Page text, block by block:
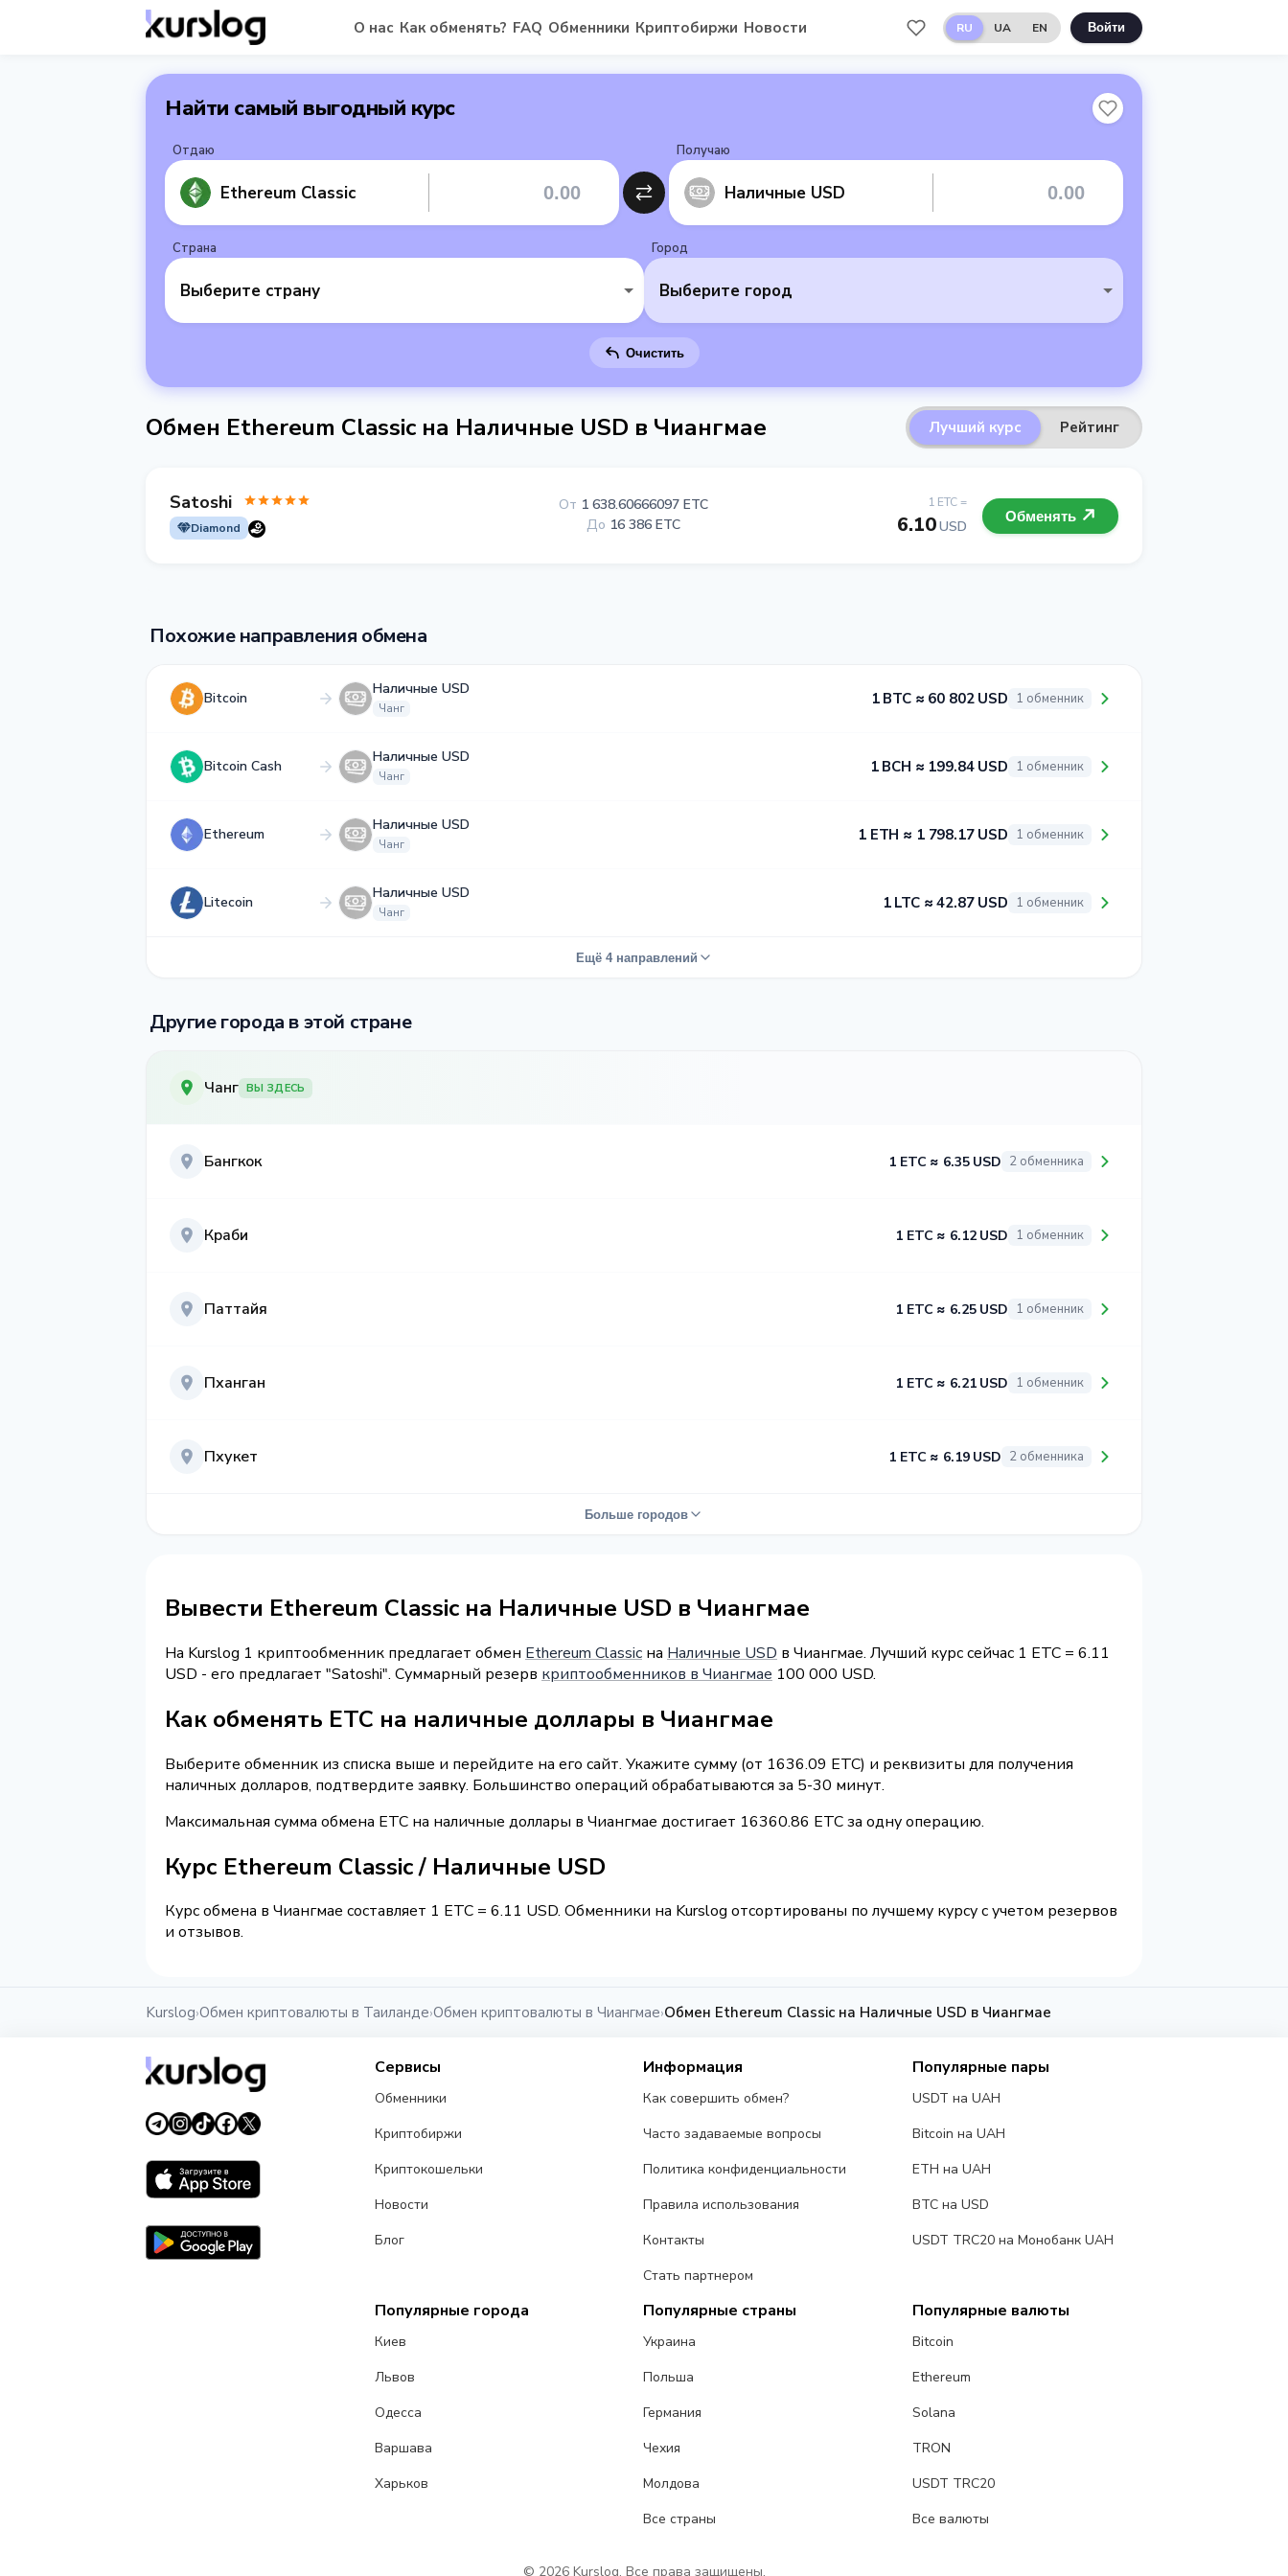
О нас Как обменять? FAQ Обменники Криптобиржи Новости RU UA EN Войти
Найти самый выгодный курс
Отдаю
Ethereum Classic
Получаю
Наличные USD
Страна
Выберите страну
Город
Выберите город
Очистить
Обмен Ethereum Classic на Наличные USD в Чиангмае Лучший курс Рейтинг
Satoshi
Diamond
1 ETC =
6.10USD
От 1 638.60666097 ETC
До 16 386 ETC Обменять
Похожие направления обмена
Bitcoin
Наличные USD
Чанг
1 BTC ≈ 60 802 USD 1 обменник
Bitcoin Cash
Наличные USD
Чанг
1 BCH ≈ 199.84 USD 1 обменник
Ethereum
Наличные USD
Чанг
1 ETH ≈ 1 798.17 USD 1 обменник
Litecoin
Наличные USD
Чанг
1 LTC ≈ 42.87 USD 1 обменник
Ещё 4 направлений
Другие города в этой стране
Чанг ВЫ ЗДЕСЬ
Бангкок 1 ETC ≈ 6.35 USD 2 обменника
Краби 1 ETC ≈ 6.12 USD 1 обменник
Паттайя 1 ETC ≈ 6.25 USD 1 обменник
Пханган 1 ETC ≈ 6.21 USD 1 обменник
Пхукет 1 ETC ≈ 6.19 USD 2 обменника
Больше городов
Вывести Ethereum Classic на Наличные USD в Чиангмае
На Kurslog 1 криптообменник предлагает обмен Ethereum Classic на Наличные USD в Чиангмае. Лучший курс сейчас 1 ETC = 6.11
USD - его предлагает "Satoshi". Суммарный резерв криптообменников в Чиангмае 100 000 USD.
Как обменять ETC на наличные доллары в Чиангмае
Выберите обменник из списка выше и перейдите на его сайт. Укажите сумму (от 1636.09 ETC) и реквизиты для получения
наличных долларов, подтвердите заявку. Большинство операций обрабатываются за 5-30 минут.
Максимальная сумма обмена ETC на наличные доллары в Чиангмае достигает 16360.86 ETC за одну операцию.
Курс Ethereum Classic / Наличные USD
Курс обмена в Чиангмае составляет 1 ETC = 6.11 USD. Обменники на Kurslog отсортированы по лучшему курсу с учетом резервов
и отзывов.
Kurslog›Обмен криптовалюты в Таиланде›Обмен криптовалюты в Чиангмае›Обмен Ethereum Classic на Наличные USD в Чиангмае
Сервисы
Обменники
Криптобиржи
Криптокошельки
Новости
Блог
Информация
Как совершить обмен?
Часто задаваемые вопросы
Политика конфиденциальности
Правила использования
Контакты
Стать партнером
Популярные пары
USDT на UAH
Bitcoin на UAH
ETH на UAH
BTC на USD
USDT TRC20 на Монобанк UAH
Популярные города
Киев
Львов
Одесса
Варшава
Харьков
Популярные страны
Украина
Польша
Германия
Чехия
Молдова
Все страны
Популярные валюты
Bitcoin
Ethereum
Solana
TRON
USDT TRC20
Все валюты
© 2026 Kurslog. Все права защищены.